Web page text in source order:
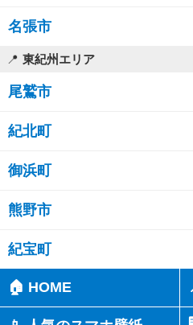
名張市
東紀州エリア
尾鷲市
紀北町
御浜町
熊野市
紀宝町
🏠 HOME